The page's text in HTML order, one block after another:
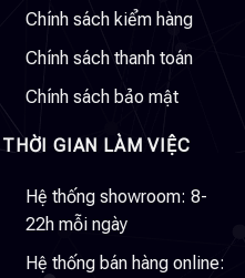
Chính sách kiểm hàng
Chính sách thanh toán
Chính sách bảo mật
THỜI GIAN LÀM VIỆC
Hệ thống showroom: 8-
22h mỗi ngày
Hệ thống bán hàng online: